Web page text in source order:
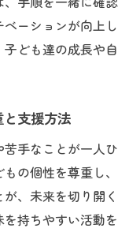
ーションが向上し
ども達の成長や自
支援方法
手なことが一人ひ
の個性を尊重し、
、未来を切り開く
持ちやすい活動を